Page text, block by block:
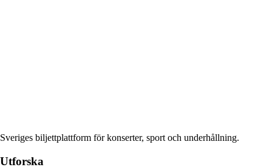
Sveriges biljettplattform för konserter, sport och underhållning.
Utforska